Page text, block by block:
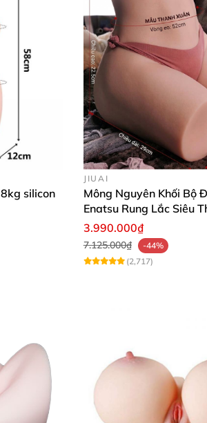
silicon
JIUAI
Mông Nguyên Khối Bộ
Enatsu Rung Lắc Siêu
3.990.000₫
7.125.000₫
-44%
(2,717)